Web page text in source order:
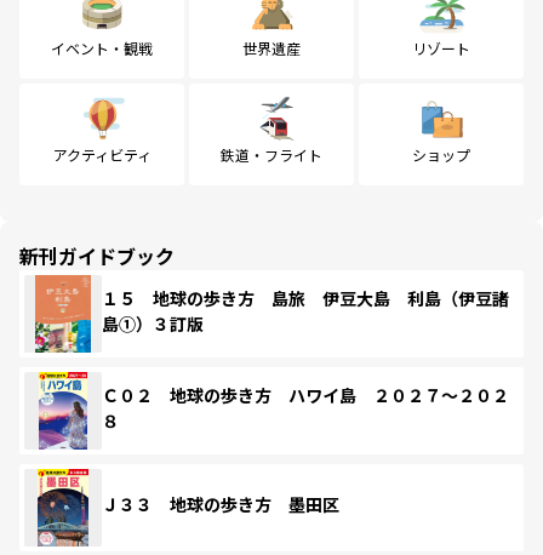
イベント・観戦 世界遺産 リゾート
アクティビティ 鉄道・フライト ショップ
新刊ガイドブック
１５ 地球の歩き方 島旅 伊豆大島 利島（伊豆諸
島①）３訂版
Ｃ０２ 地球の歩き方 ハワイ島 ２０２７～２０２
８
Ｊ３３ 地球の歩き方 墨田区